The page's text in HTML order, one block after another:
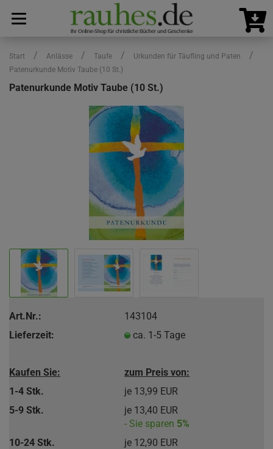
Start / Anlässe / Taufe / Urkunden für Täufling und Paten /
Patenurkunde Motiv Taube (10 St.)
Patenurkunde Motiv Taube (10 St.)
Art.Nr.:
143104
Lieferzeit:
ca. 1-5 Tage
Kaufen Sie:
zum Preis von:
1-4 Stk.
je 13,99 EUR
5-9 Stk.
je 13,40 EUR
- Sie sparen 5%
10-24 Stk.
je 12,90 EUR